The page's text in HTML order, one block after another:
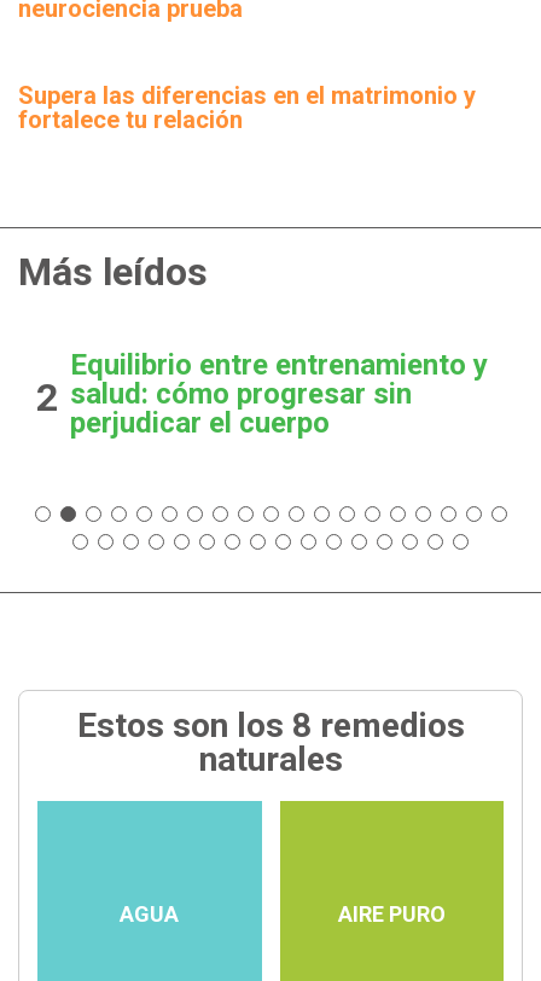
neurociencia prueba
Supera las diferencias en el matrimonio y
fortalece tu relación
Más leídos
2
Equilibrio entre entrenamiento y
salud: cómo progresar sin
perjudicar el cuerpo
Estos son los 8 remedios
naturales
AGUA AIRE PURO